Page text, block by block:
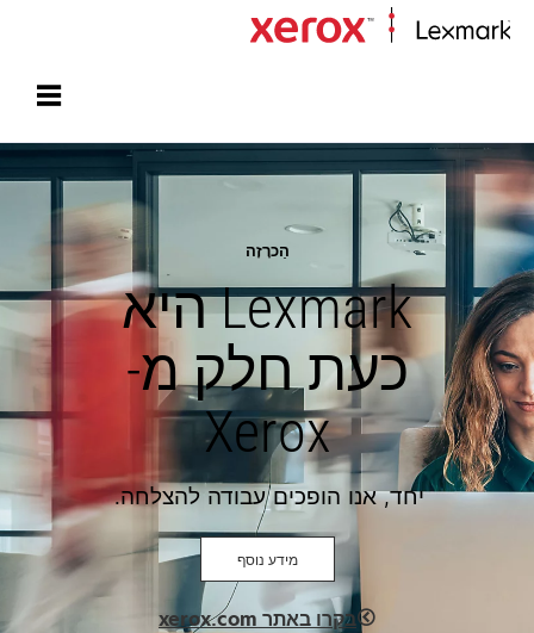
הַכרָזָה
Lexmark היא
כעת חלק מ-
Xerox
יחד, אנו הופכים עבודה להצלחה.
מידע נוסף
בקרו באתר xerox.com
opens